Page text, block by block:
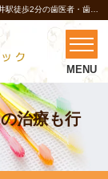
治療も行